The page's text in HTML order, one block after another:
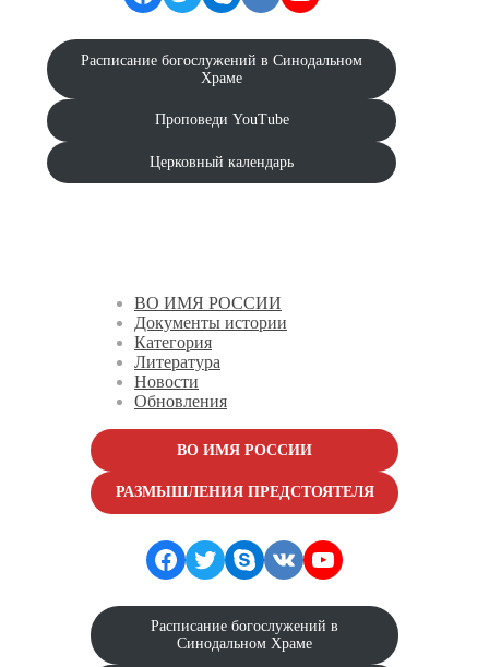
Расписание богослужений в Синодальном
Храме
Проповеди YouTube
Церковный календарь
ВО ИМЯ РОССИИ
Документы истории
Категория
Литература
Новости
Обновления
ВО ИМЯ РОССИИ
РАЗМЫШЛЕНИЯ ПРЕДСТОЯТЕЛЯ
Facebook
Twitter
Skype
VKYouTube
Расписание богослужений в
Синодальном Храме